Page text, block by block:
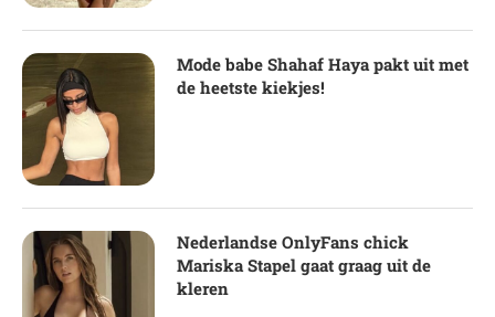
Mode babe Shahaf Haya pakt uit met
de heetste kiekjes!
Nederlandse OnlyFans chick
Mariska Stapel gaat graag uit de
kleren